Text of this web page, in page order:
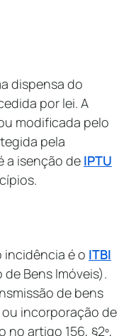
dispensa do
por lei. A
modificada pelo
pela
a isenção de IPTU
incidência é o ITBI
Bens Imóveis).
de bens
incorporação de
artigo 156, §2º,